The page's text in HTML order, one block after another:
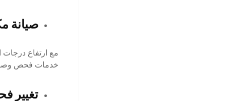
صيانة
مع ارتفاع
خدمات فحص
تغيير